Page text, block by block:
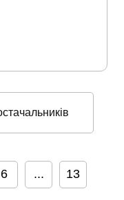
6 ... 13